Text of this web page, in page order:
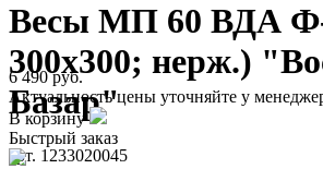
Весы МП 60 ВДА Ф-
300х300; нерж.)
Базар"
арт. 1233020045
6 490 руб.
Актуальность цены уточняйте у
В корзину
Быстрый заказ